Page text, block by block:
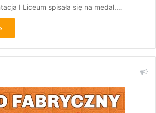
I Liceum spisała się na medal.…